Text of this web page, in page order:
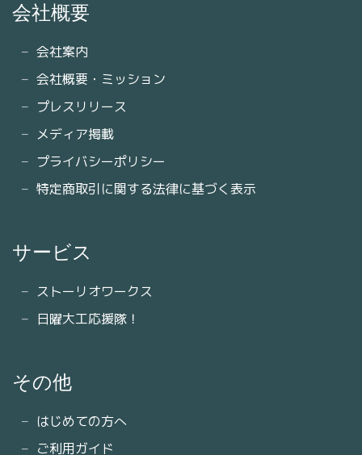
会社概要
会社案内
会社概要・ミッション
プレスリリース
メディア掲載
プライバシーポリシー
特定商取引に関する法律に基づく表示
サービス
ストーリオワークス
日曜大工応援隊！
その他
はじめての方へ
ご利用ガイド